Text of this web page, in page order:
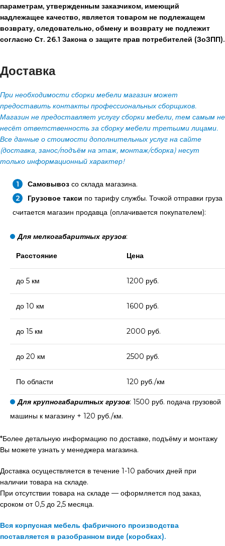
параметрам, утвержденным заказчиком, имеющий
надлежащее качество, является товаром не подлежащем
возврату, следовательно, обмену и возврату не подлежит
согласно Ст. 26.1 Закона о защите прав потребителей (ЗоЗПП).
Доставка
При необходимости сборки мебели магазин может
предоставить контакты профессиональных сборщиков.
Магазин не предоставляет услугу сборки мебели, тем самым не
несёт ответственность за сборку мебели третьими лицами.
Все данные о стоимости дополнительных услуг на сайте
(доставка, занос/подъём на этаж, монтаж/сборка) несут
только информационный характер!
Самовывоз со склада магазина.
Грузовое такси по тарифу службы. Точкой отправки груза
считается магазин продавца (оплачивается покупателем):
Для мелкогабаритных грузов:
Расстояние Цена
до 5 км 1200 руб.
до 10 км 1600 руб.
до 15 км 2000 руб.
до 20 км 2500 руб.
По области 120 руб./км
Для крупногабаритных грузов: 1500 руб. подача грузовой
машины к магазину + 120 руб./км.
*Более детальную информацию по доставке, подъёму и монтажу
Вы можете узнать у менеджера магазина.
Доставка осуществляется в течение 1-10 рабочих дней при
наличии товара на складе.
При отсутствии товара на складе — оформляется под заказ,
сроком от 0,5 до 2,5 месяца.
Вся корпусная мебель фабричного производства
поставляется в разобранном виде (коробках).